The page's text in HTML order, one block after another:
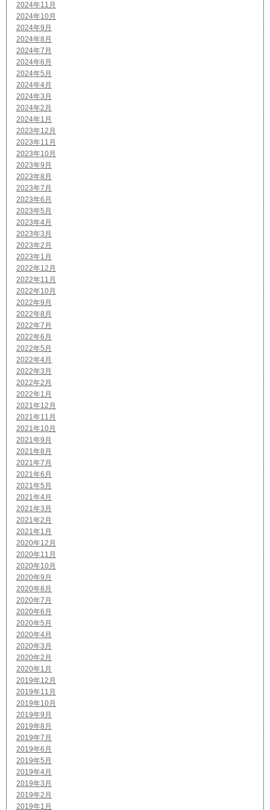
2024年11月
2024年10月
2024年9月
2024年8月
2024年7月
2024年6月
2024年5月
2024年4月
2024年3月
2024年2月
2024年1月
2023年12月
2023年11月
2023年10月
2023年9月
2023年8月
2023年7月
2023年6月
2023年5月
2023年4月
2023年3月
2023年2月
2023年1月
2022年12月
2022年11月
2022年10月
2022年9月
2022年8月
2022年7月
2022年6月
2022年5月
2022年4月
2022年3月
2022年2月
2022年1月
2021年12月
2021年11月
2021年10月
2021年9月
2021年8月
2021年7月
2021年6月
2021年5月
2021年4月
2021年3月
2021年2月
2021年1月
2020年12月
2020年11月
2020年10月
2020年9月
2020年8月
2020年7月
2020年6月
2020年5月
2020年4月
2020年3月
2020年2月
2020年1月
2019年12月
2019年11月
2019年10月
2019年9月
2019年8月
2019年7月
2019年6月
2019年5月
2019年4月
2019年3月
2019年2月
2019年1月